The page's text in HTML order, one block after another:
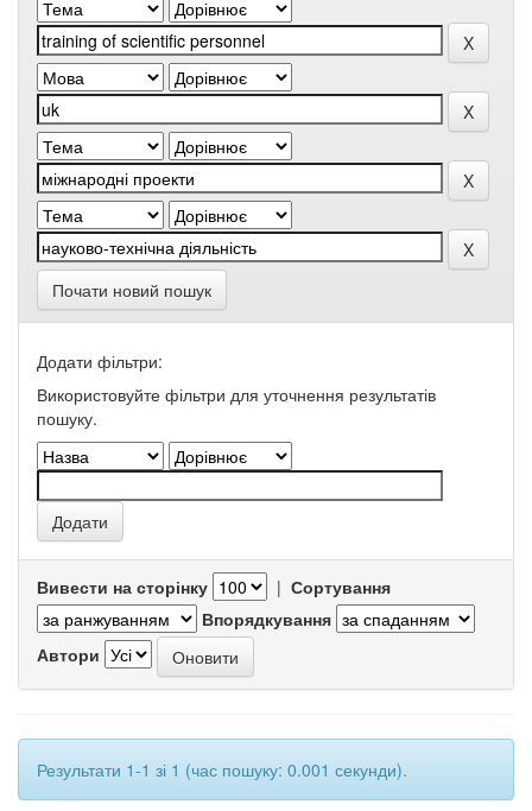
Почати новий пошук
Додати фільтри:
Використовуйте фільтри для уточнення результатів
пошуку.
Вивести на сторінку | Сортування
Впорядкування
Автори
Результати 1-1 зі 1 (час пошуку: 0.001 секунди).